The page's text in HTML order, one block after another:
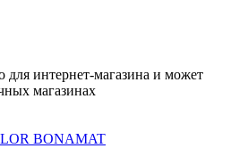
для интернет-магазина и может
магазинах
BONAMAT